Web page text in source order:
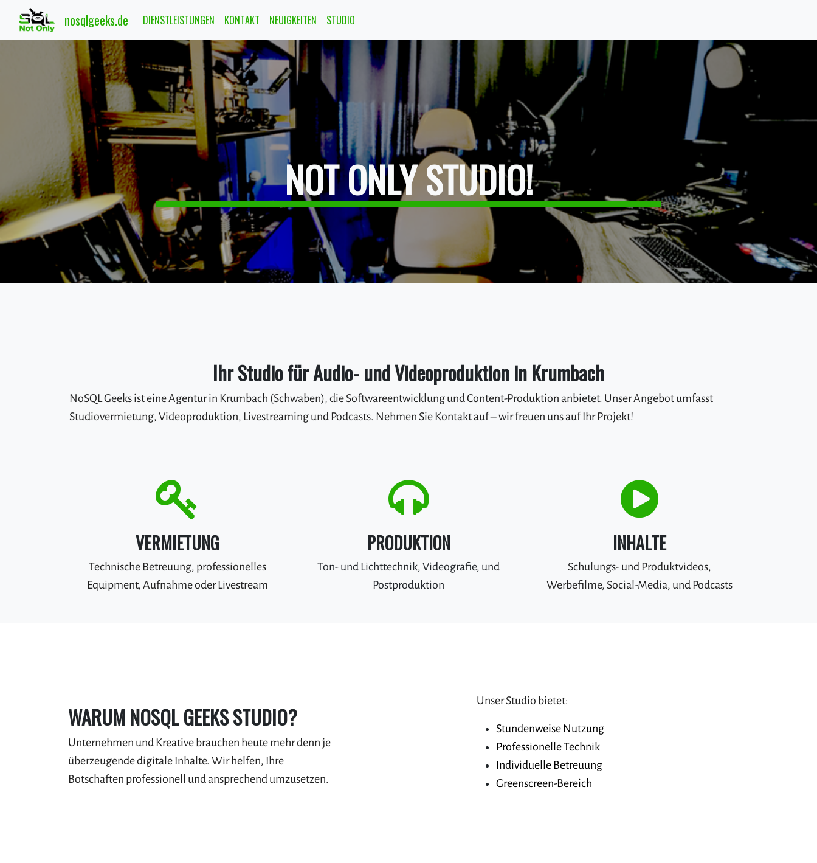
nosqlgeeks.de DIENSTLEISTUNGEN KONTAKT NEUIGKEITEN STUDIO
NOT ONLY STUDIO!
Ihr Studio für Audio- und Videoproduktion in Krumbach
NoSQL Geeks ist eine Agentur in Krumbach (Schwaben), die Softwareentwicklung und Content-Produktion anbietet. Unser Angebot umfasst
Studiovermietung, Videoproduktion, Livestreaming und Podcasts. Nehmen Sie Kontakt auf – wir freuen uns auf Ihr Projekt!
VERMIETUNG
Technische Betreuung, professionelles
Equipment, Aufnahme oder Livestream
PRODUKTION
Ton- und Lichttechnik, Videografie, und
Postproduktion
INHALTE
Schulungs- und Produktvideos,
Werbefilme, Social-Media, und Podcasts
WARUM NOSQL GEEKS STUDIO?
Unternehmen und Kreative brauchen heute mehr denn je
überzeugende digitale Inhalte. Wir helfen, Ihre
Botschaften professionell und ansprechend umzusetzen.
Unser Studio bietet:
Stundenweise Nutzung
Professionelle Technik
Individuelle Betreuung
Greenscreen-Bereich